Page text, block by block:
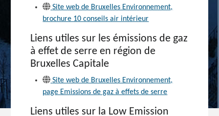
Site web de Bruxelles Environnement,
brochure 10 conseils air intérieur
Liens utiles sur les émissions de gaz
à effet de serre en région de
Bruxelles Capitale
Site web de Bruxelles Environnement,
page Emissions de gaz à effets de serre
Liens utiles sur la Low Emission